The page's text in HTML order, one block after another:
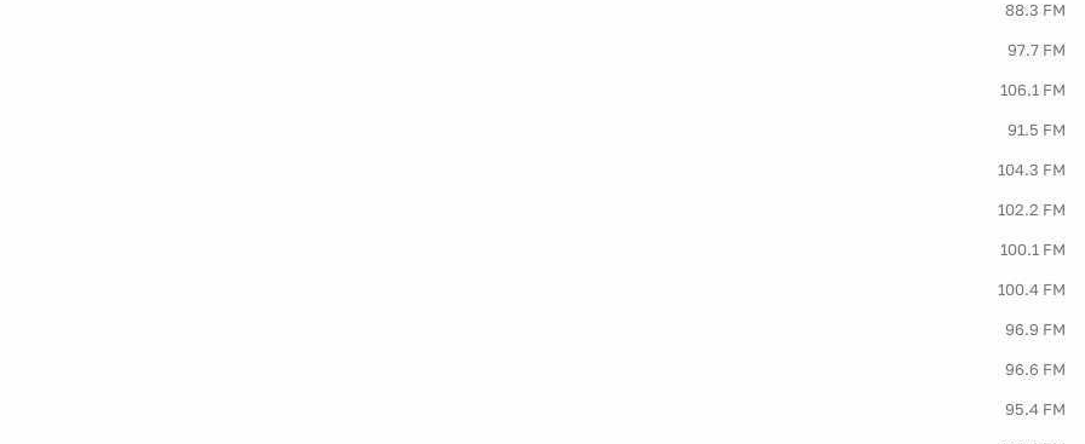
88.3 FM
97.7 FM
106.1 FM
91.5 FM
104.3 FM
102.2 FM
100.1 FM
100.4 FM
96.9 FM
96.6 FM
95.4 FM